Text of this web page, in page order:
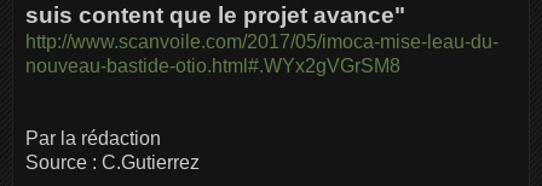
suis content que le projet avance"
http://www.scanvoile.com/2017/05/imoca-mise-leau-du-
nouveau-bastide-otio.html#.WYx2gVGrSM8
Par la rédaction
Source : C.Gutierrez